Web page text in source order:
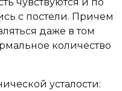
чувствуются и по
с постели. Причем
даже в том
количество
усталости: